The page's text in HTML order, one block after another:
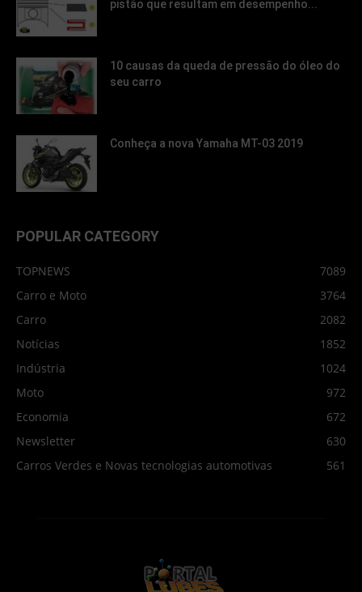
pistão que resultam em desempenho...
10 causas da queda de pressão do óleo do
seu carro
Conheça a nova Yamaha MT-03 2019
POPULAR CATEGORY
TOPNEWS
7089
Carro e Moto
3764
Carro
2082
Notícias
1852
Indústria
1024
Moto
972
Economia
672
Newsletter
630
Carros Verdes e Novas tecnologias automotivas
561